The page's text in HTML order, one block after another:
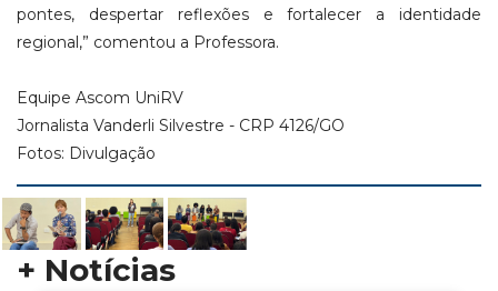
pontes, despertar reflexões e fortalecer a identidade
regional,” comentou a Professora.
Equipe Ascom UniRV
Jornalista Vanderli Silvestre - CRP 4126/GO
Fotos: Divulgação
+ Notícias